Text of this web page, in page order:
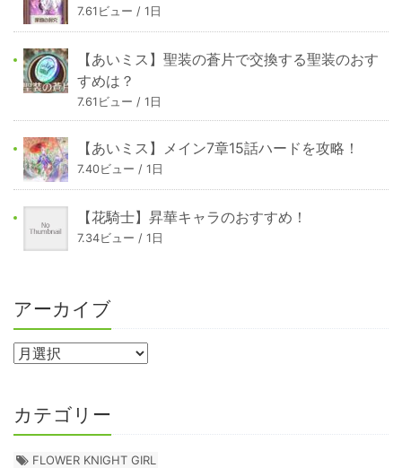
7.61ビュー / 1日
【あいミス】聖装の蒼片で交換する聖装のおす
すめは？
7.61ビュー / 1日
【あいミス】メイン7章15話ハードを攻略！
7.40ビュー / 1日
【花騎士】昇華キャラのおすすめ！
7.34ビュー / 1日
アーカイブ
カテゴリー
FLOWER KNIGHT GIRL